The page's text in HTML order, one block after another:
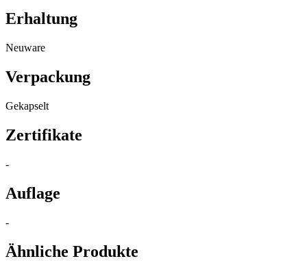
Erhaltung
Neuware
Verpackung
Gekapselt
Zertifikate
-
Auflage
-
Ähnliche Produkte